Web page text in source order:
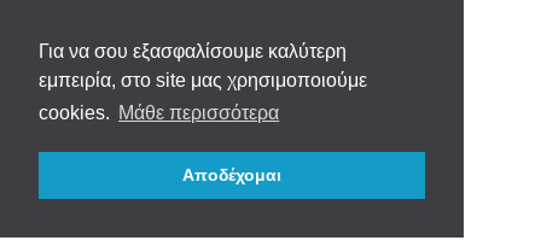
Για να σου εξασφαλίσουμε καλύτερη
εμπειρία, στο site μας χρησιμοποιούμε
cookies. Μάθε περισσότερα
Αποδέχομαι